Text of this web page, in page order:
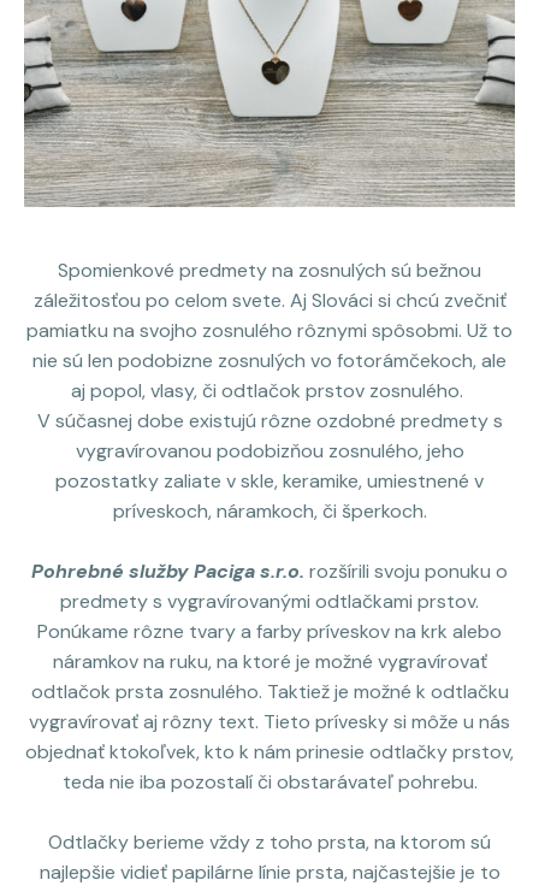
Spomienkové predmety na zosnulých sú bežnou
záležitosťou po celom svete. Aj Slováci si chcú zvečniť
pamiatku na svojho zosnulého rôznymi spôsobmi. Už to
nie sú len podobizne zosnulých vo fotorámčekoch, ale
aj popol, vlasy, či odtlačok prstov zosnulého.
V súčasnej dobe existujú rôzne ozdobné predmety s
vygravírovanou podobizňou zosnulého, jeho
pozostatky zaliate v skle, keramike, umiestnené v
príveskoch, náramkoch, či šperkoch.
Pohrebné služby Paciga s.r.o. rozšírili svoju ponuku o
predmety s vygravírovanými odtlačkami prstov.
Ponúkame rôzne tvary a farby príveskov na krk alebo
náramkov na ruku, na ktoré je možné vygravírovať
odtlačok prsta zosnulého. Taktiež je možné k odtlačku
vygravírovať aj rôzny text. Tieto prívesky si môže u nás
objednať ktokoľvek, kto k nám prinesie odtlačky prstov,
teda nie iba pozostalí či obstarávateľ pohrebu.
Odtlačky berieme vždy z toho prsta, na ktorom sú
najlepšie vidieť papilárne línie prsta, najčastejšie je to